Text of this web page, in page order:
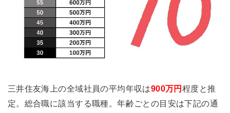
三井住友海上の全域社員の平均年収は900万円 程度と推
定。総合職に該当する職種。年齢ごとの目安は下記の通